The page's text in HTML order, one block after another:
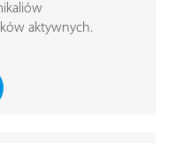
aktywnych.